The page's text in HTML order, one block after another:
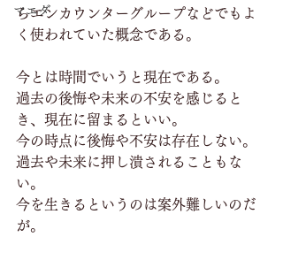
マエダ
らエンカウンターグループなどでもよ
く使われていた概念である。
今とは時間でいうと現在である。
過去の後悔や未来の不安を感じると
き、現在に留まるといい。
今の時点に後悔や不安は存在しない。
過去や未来に押し潰されることもな
い。
今を生きるというのは案外難しいのだ
が。